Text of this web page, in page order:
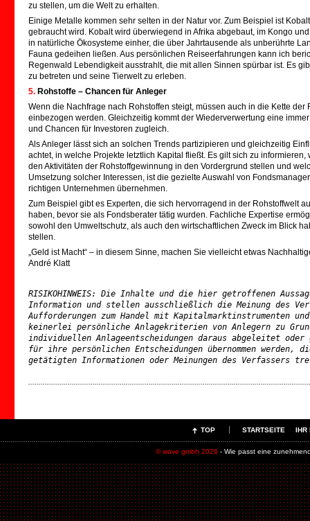
zu stellen, um die Welt zu erhalten.
Einige Metalle kommen sehr selten in der Natur vor. Zum Beispiel ist
gebraucht wird. Kobalt wird überwiegend in Afrika abgebaut, im Kongo
in natürliche Ökosysteme einher, die über Jahrtausende als unberührte
Fauna gedeihen ließen. Aus persönlichen Reiseerfahrungen kann ich
Regenwald Lebendigkeit ausstrahlt, die mit allen Sinnen spürbar ist. Es
zu betreten und seine Tierwelt zu erleben.
5. Rohstoffe – Chancen für Anleger
Wenn die Nachfrage nach Rohstoffen steigt, müssen auch in die Kette
einbezogen werden. Gleichzeitig kommt der Wiederverwertung eine
und Chancen für Investoren zugleich.
Als Anleger lässt sich an solchen Trends partizipieren und gleichzeitig
achtet, in welche Projekte letztlich Kapital fließt. Es gilt sich zu
den Aktivitäten der Rohstoffgewinnung in den Vordergrund stellen und
Umsetzung solcher Interessen, ist die gezielte Auswahl von
richtigen Unternehmen übernehmen.
Zum Beispiel gibt es Experten, die sich hervorragend in der Rohstoffwelt
haben, bevor sie als Fondsberater tätig wurden. Fachliche Expertise
sowohl den Umweltschutz, als auch den wirtschaftlichen Zweck im Blick
stellen.
„Geld ist Macht“ – in diesem Sinne, machen Sie vielleicht etwas
André Klatt
RISIKOHINWEIS: Die Inhalte und die hier getroffenen
Information und stellen ausschließlich die Meinung des
Aufforderungen zum Handel mit Kapitalmarktinstrumenten
keinerlei persönliche Anlagekriterien von Anlegern zu
individuellen Anlageentscheidungen daraus abgeleitet
für ihre persönlichen Entscheidungen übernommen
getätigten Informationen oder Meinungen des Verfassers
TOP STARTSEITE IHR
© wave gmbh 2026 - Wie passt eine